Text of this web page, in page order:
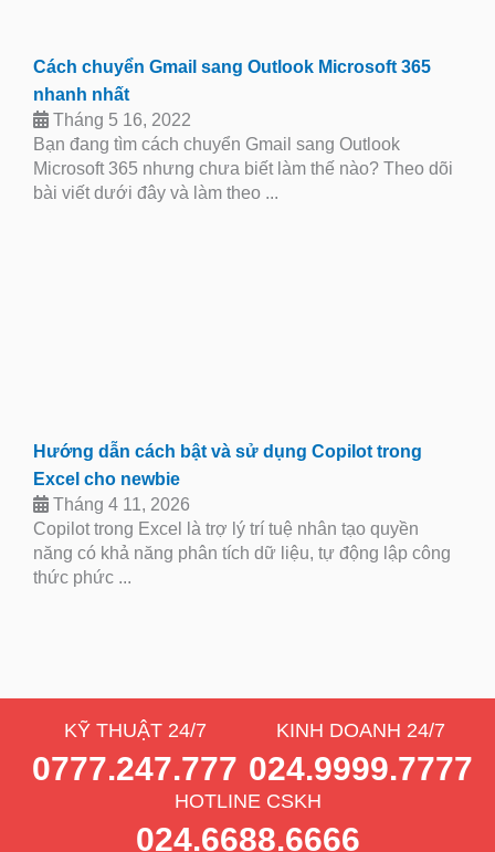
Cách chuyển Gmail sang Outlook Microsoft 365
nhanh nhất
Tháng 5 16, 2022
Bạn đang tìm cách chuyển Gmail sang Outlook
Microsoft 365 nhưng chưa biết làm thế nào? Theo dõi
bài viết dưới đây và làm theo ...
Hướng dẫn cách bật và sử dụng Copilot trong
Excel cho newbie
Tháng 4 11, 2026
Copilot trong Excel là trợ lý trí tuệ nhân tạo quyền
năng có khả năng phân tích dữ liệu, tự động lập công
thức phức ...
KỸ THUẬT 24/7
0777.247.777
KINH DOANH 24/7
024.9999.7777
HOTLINE CSKH
024.6688.6666